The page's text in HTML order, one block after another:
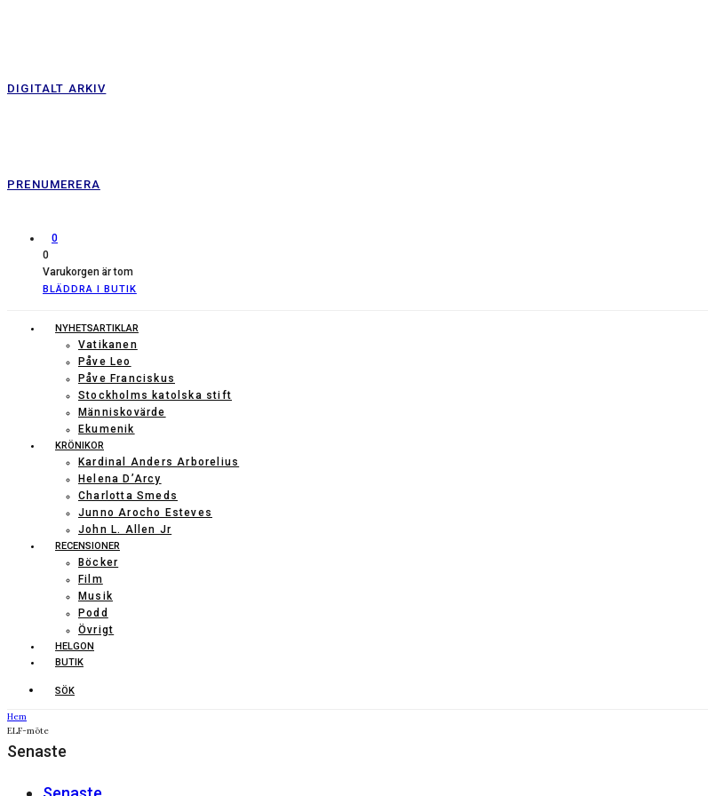
DIGITALT ARKIV
PRENUMERERA
0
0
Varukorgen är tom
BLÄDDRA I BUTIK
NYHETSARTIKLAR
Vatikanen
Påve Leo
Påve Franciskus
Stockholms katolska stift
Människovärde
Ekumenik
KRÖNIKOR
Kardinal Anders Arborelius
Helena D’Arcy
Charlotta Smeds
Junno Arocho Esteves
John L. Allen Jr
RECENSIONER
Böcker
Film
Musik
Podd
Övrigt
HELGON
BUTIK
SÖK
Hem
ELF-möte
Senaste